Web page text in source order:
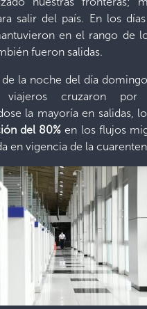
salir del país. En los
en el rango de
fueron salidas.
de la noche del día
viajeros cruzaron por
la mayoría en salidas,
del 80% en los flujos
en vigencia de la